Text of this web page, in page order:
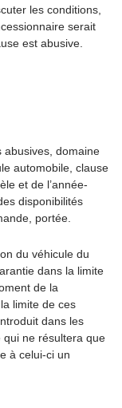
les conditions,
serait
est abusive.
abusives, domaine
automobile, clause
et de l’année-
disponibilités
portée.
du véhicule du
dans la limite
de la
limite de ces
dans les
qui ne résultera que
à celui-ci un